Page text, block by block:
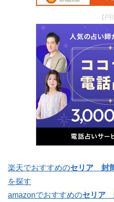
【PR
楽天でおすすめのセリア 封
を探す
amazonでおすすめのセリア